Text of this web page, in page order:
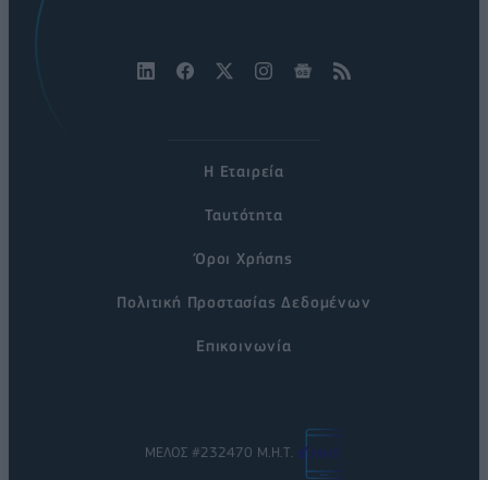
Η Εταιρεία
Ταυτότητα
Όροι Χρήσης
Πολιτική Προστασίας Δεδομένων
Επικοινωνία
ΜΕΛΟΣ #232470 Μ.Η.Τ.